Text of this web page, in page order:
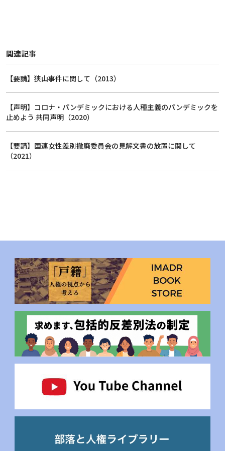
関連記事
【要請】狭山事件に関して（2013）
【声明】コロナ・パンデミックにおける人種主義のパンデミックを
止めよう 共同声明（2020）
【要請】国連女性差別撤廃委員会の見解文書の放置に関して
（2021）